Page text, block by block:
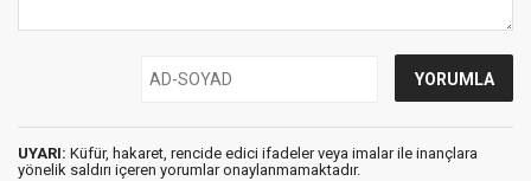
UYARI: Küfür, hakaret, rencide edici ifadeler veya imalar ile inançlara
yönelik saldırı içeren yorumlar onaylanmamaktadır.